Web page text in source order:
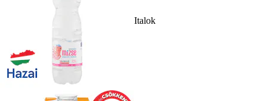
Italok